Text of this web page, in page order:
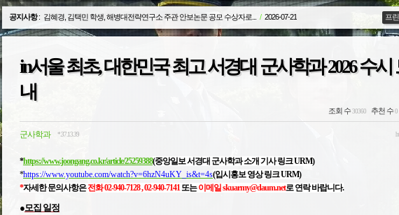
공지사항: 김혜경, 김택민 학생, 해병대전략연구소 주관 안보논문 공모 수상자로... / 2026-07-21 프
in서울 최초, 대한민국 최고 서경대 군사학과 2026 수시
내
조회 수30360 추천 수0
군사학과 *.37.13.39
*https://www.joongang.co.kr/article/25259388(중앙일보 서경대 군사학과 소개 기사 링크 URM)
*https://www.youtube.com/watch?v=6hzN4uKY_is&t=4s(입시홍보 영상 링크 URM)
*자세한 문의사항은전화 02-940-7128 , 02-940-7141또는이메일 skuarmy@daum.net로 연락 바랍니다.
●모집 일정